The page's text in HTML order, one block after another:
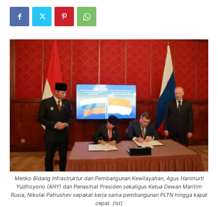
Menko Bidang Infrastruktur dan Pembangunan Kewilayahan, Agus Harimurti
Yudhoyono (AHY) dan Penasihat Presiden sekaligus Ketua Dewan Maritim
Rusia, Nikolai Patrushev sepakat kerja sama pembangunan PLTN hingga kapal
cepat. (Ist)